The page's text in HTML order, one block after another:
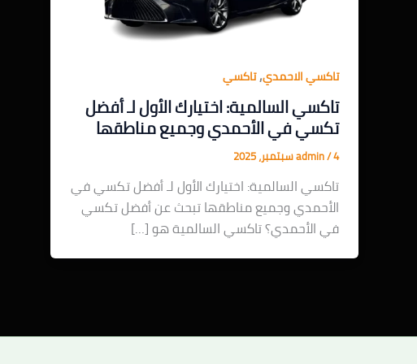
تاكسي الاحمدي,تاكسي
تاكسي السالمية: اختيارك الأول لـ أفضل
تكسي في الأحمدي وجميع مناطقها
admin/4 سبتمبر، 2025
تاكسي السالمية: اختيارك الأول لـ أفضل تكسي في
الأحمدي وجميع مناطقها تبحث عن أفضل تكسي
في الأحمدي؟ تاكسي السالمية هو […]